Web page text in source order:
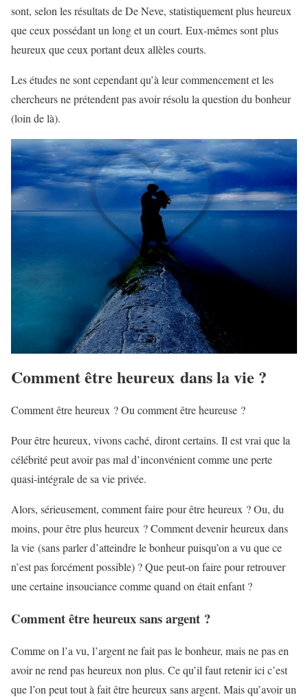
sont, selon les résultats de De Neve, statistiquement plus heureux
que ceux possédant un long et un court. Eux-mêmes sont plus
heureux que ceux portant deux allèles courts.
Les études ne sont cependant qu’à leur commencement et les
chercheurs ne prétendent pas avoir résolu la question du bonheur
(loin de là).
Comment être heureux dans la vie ?
Comment être heureux ? Ou comment être heureuse ?
Pour être heureux, vivons caché, diront certains. Il est vrai que la
célébrité peut avoir pas mal d’inconvénient comme une perte
quasi-intégrale de sa vie privée.
Alors, sérieusement, comment faire pour être heureux ? Ou, du
moins, pour être plus heureux ? Comment devenir heureux dans
la vie (sans parler d’atteindre le bonheur puisqu’on a vu que ce
n’est pas forcément possible) ? Que peut-on faire pour retrouver
une certaine insouciance comme quand on était enfant ?
Comment être heureux sans argent ?
Comme on l’a vu, l’argent ne fait pas le bonheur, mais ne pas en
avoir ne rend pas heureux non plus. Ce qu’il faut retenir ici c’est
que l’on peut tout à fait être heureux sans argent. Mais qu’avoir un